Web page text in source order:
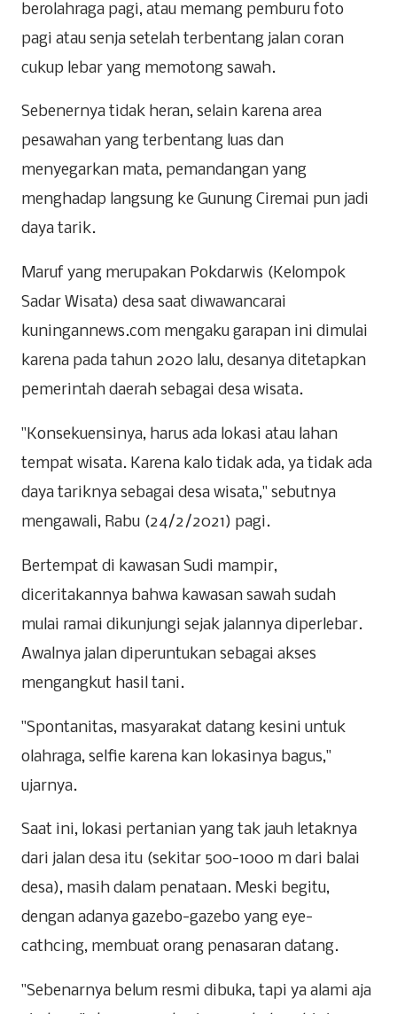
berolahraga pagi, atau memang pemburu foto
pagi atau senja setelah terbentang jalan coran
cukup lebar yang memotong sawah.
Sebenernya tidak heran, selain karena area
pesawahan yang terbentang luas dan
menyegarkan mata, pemandangan yang
menghadap langsung ke Gunung Ciremai pun jadi
daya tarik.
Maruf yang merupakan Pokdarwis (Kelompok
Sadar Wisata) desa saat diwawancarai
kuningannews.com mengaku garapan ini dimulai
karena pada tahun 2020 lalu, desanya ditetapkan
pemerintah daerah sebagai desa wisata.
"Konsekuensinya, harus ada lokasi atau lahan
tempat wisata. Karena kalo tidak ada, ya tidak ada
daya tariknya sebagai desa wisata," sebutnya
mengawali, Rabu (24/2/2021) pagi.
Bertempat di kawasan Sudi mampir,
diceritakannya bahwa kawasan sawah sudah
mulai ramai dikunjungi sejak jalannya diperlebar.
Awalnya jalan diperuntukan sebagai akses
mengangkut hasil tani.
"Spontanitas, masyarakat datang kesini untuk
olahraga, selfie karena kan lokasinya bagus,"
ujarnya.
Saat ini, lokasi pertanian yang tak jauh letaknya
dari jalan desa itu (sekitar 500-1000 m dari balai
desa), masih dalam penataan. Meski begitu,
dengan adanya gazebo-gazebo yang eye-
cathcing, membuat orang penasaran datang.
"Sebenarnya belum resmi dibuka, tapi ya alami aja